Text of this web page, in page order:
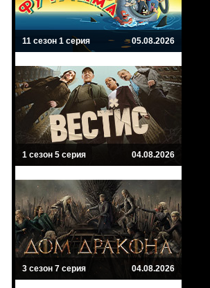
11 сезон 1 серия 05.08.2026
1 сезон 5 серия 04.08.2026
3 сезон 7 серия 04.08.2026